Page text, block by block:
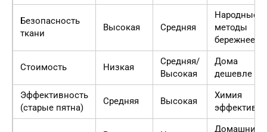
Безопасность
ткани
Высокая Средняя
Народные
методы
бережнее
Стоимость Низкая
Средняя/
Высокая
Дома
дешевле
Эффективность
(старые пятна)
Средняя Высокая
Химия
Домашние